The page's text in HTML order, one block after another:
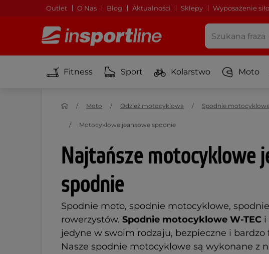
Outlet O Nas Blog Aktualności Sklepy Wyposażenie
Fitness Sport Kolarstwo Moto
Najtańsze motocyklowe
spodnie
Spodnie moto, spodnie motocyklowe,
rowerzystów. Spodnie motocyklowe W-TEC i
jedyne w swoim rodzaju, bezpieczne i bardzo
Nasze spodnie motocyklowe są wykonane z
Moto Odzież motocyklowa Spodnie
Motocyklowe jeansowe spodnie